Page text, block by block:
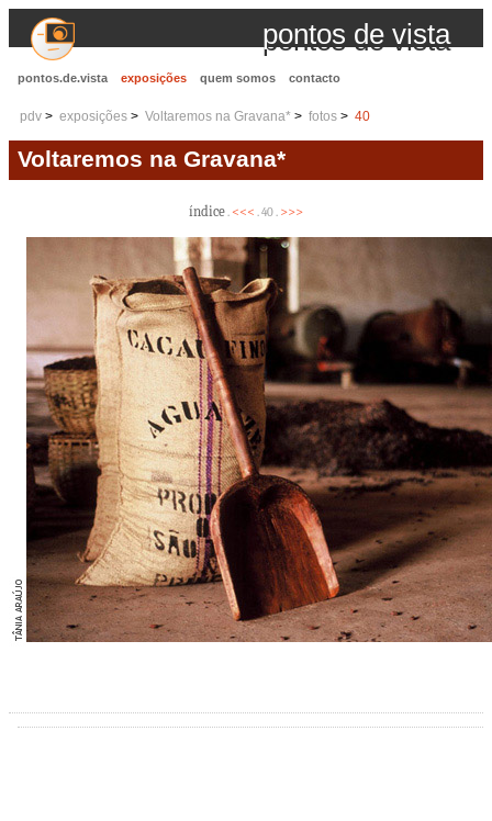
pontos de vista
pontos.de.vista exposições quem somos contacto
pdv exposições Voltaremos na Gravana* fotos 40
Voltaremos na Gravana*
índice. <<< . 40 . >>>